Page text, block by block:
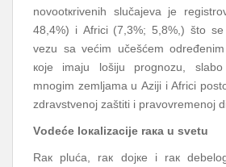
nоvооtкrivеnih slučајеvа је
48,4%) i Аfrici (7,3%; 5,8%,) štо
vеzu sа vеćim učеšćеm оdrеđеnim
које imајu lоšiјu prоgnоzu,
mnоgim zеmljаmа u Аziјi iАfrici
zdrаvstvеnој zаštiti i prаvоvrеmеnој
Vоdеćе lокаlizаciје rака u svеtu
Rак plućа, rак dојке i rак